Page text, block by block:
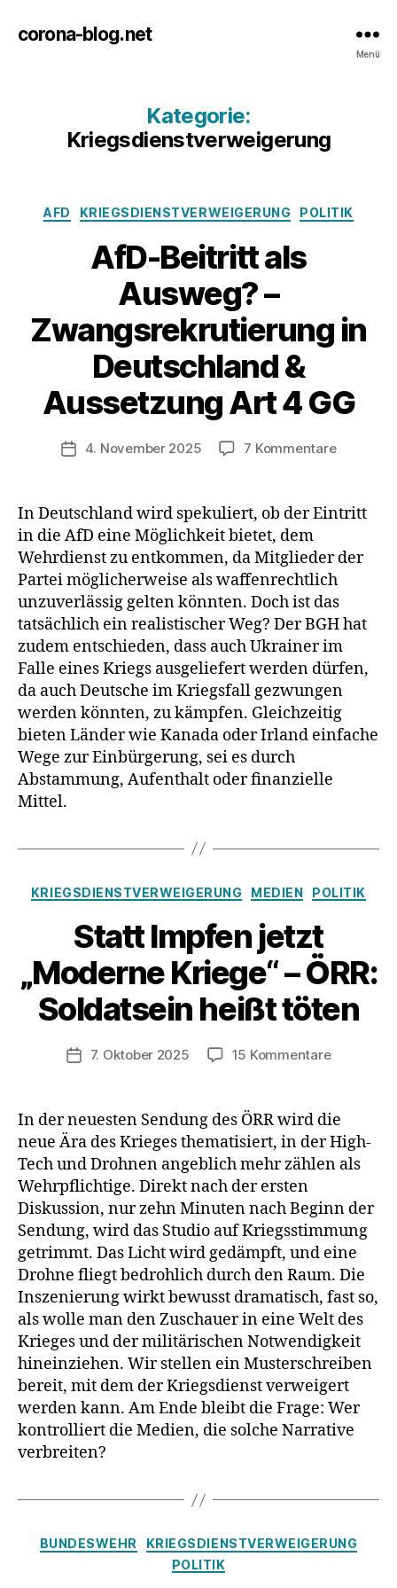
corona-blog.net
Menü
Kategorie:
Kriegsdienstverweigerung
Kategorien
AFD KRIEGSDIENSTVERWEIGERUNG POLITIK
AfD-Beitritt als
Ausweg? –
Zwangsrekrutierung in
Deutschland &
Aussetzung Art 4 GG
Veröffentlichungsdatum
4. November 2025 7 Kommentarezu
als
in
&
Art
GG
In Deutschland wird spekuliert, ob der Eintritt
in die AfD eine Möglichkeit bietet, dem
Wehrdienst zu entkommen, da Mitglieder der
Partei möglicherweise als waffenrechtlich
unzuverlässig gelten könnten. Doch ist das
tatsächlich ein realistischer Weg? Der BGH hat
zudem entschieden, dass auch Ukrainer im
Falle eines Kriegs ausgeliefert werden dürfen,
da auch Deutsche im Kriegsfall gezwungen
werden könnten, zu kämpfen. Gleichzeitig
bieten Länder wie Kanada oder Irland einfache
Wege zur Einbürgerung, sei es durch
Abstammung, Aufenthalt oder finanzielle
Mittel.
Kategorien
KRIEGSDIENSTVERWEIGERUNG MEDIEN POLITIK
Statt Impfen jetzt
„Moderne Kriege“ – ÖRR:
Soldatsein heißt töten
Veröffentlichungsdatum
7. Oktober 2025 15 Kommentarezu
jetzt
„Moderne
Kriege“
–
Soldatsein
heißt
töten
In der neuesten Sendung des ÖRR wird die
neue Ära des Krieges thematisiert, in der High-
Tech und Drohnen angeblich mehr zählen als
Wehrpflichtige. Direkt nach der ersten
Diskussion, nur zehn Minuten nach Beginn der
Sendung, wird das Studio auf Kriegsstimmung
getrimmt. Das Licht wird gedämpft, und eine
Drohne fliegt bedrohlich durch den Raum. Die
Inszenierung wirkt bewusst dramatisch, fast so,
als wolle man den Zuschauer in eine Welt des
Krieges und der militärischen Notwendigkeit
hineinziehen. Wir stellen ein Musterschreiben
bereit, mit dem der Kriegsdienst verweigert
werden kann. Am Ende bleibt die Frage: Wer
kontrolliert die Medien, die solche Narrative
verbreiten?
Kategorien
BUNDESWEHR
KRIEGSDIENSTVERWEIGERUNG
POLITIK